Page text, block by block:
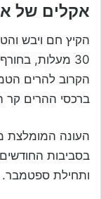
אקלים של
30 מעלות, בחורף קר ובאזור השפלה
ברכסי ההרים קר
העונה המומלצת
בסביבות
ותחילת ספטמבר.